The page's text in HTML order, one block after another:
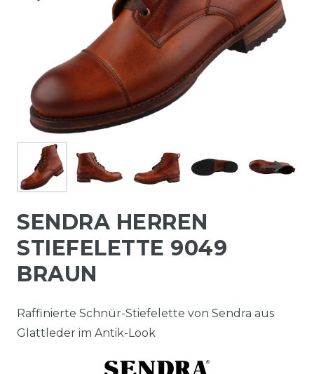
SENDRA HERREN
STIEFELETTE 9049
BRAUN
Raffinierte Schnür-Stiefelette von Sendra aus
Glattleder im Antik-Look